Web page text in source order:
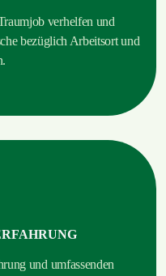
verhelfen und
bezüglich Arbeitsort und
und umfassenden